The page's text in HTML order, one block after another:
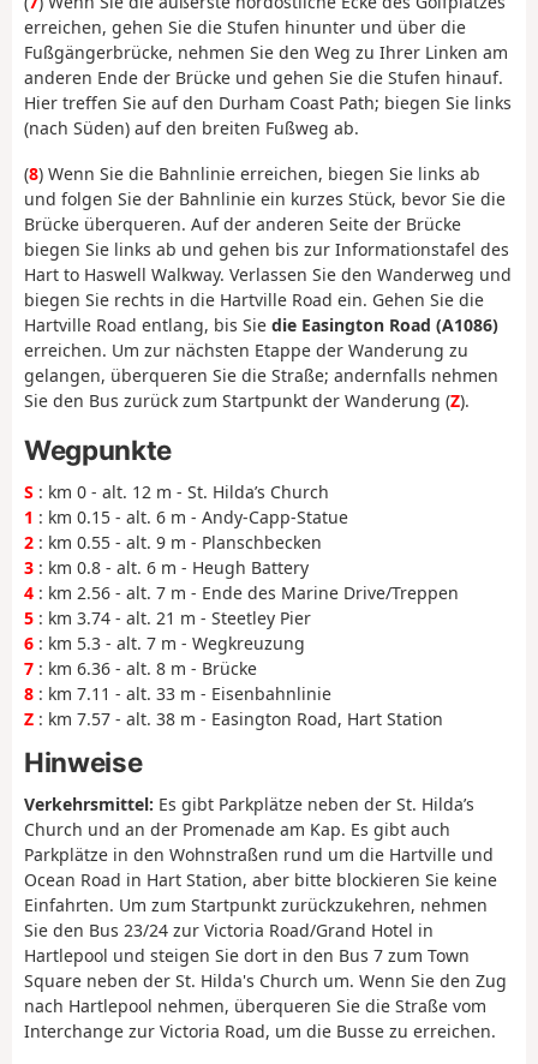
erreichen, gehen Sie die Stufen hinunter und über die
Fußgängerbrücke, nehmen Sie den Weg zu Ihrer Linken am
anderen Ende der Brücke und gehen Sie die Stufen hinauf.
Hier treffen Sie auf den Durham Coast Path; biegen Sie links
(nach Süden) auf den breiten Fußweg ab.
(8) Wenn Sie die Bahnlinie erreichen, biegen Sie links ab
und folgen Sie der Bahnlinie ein kurzes Stück, bevor Sie die
Brücke überqueren. Auf der anderen Seite der Brücke
biegen Sie links ab und gehen bis zur Informationstafel des
Hart to Haswell Walkway. Verlassen Sie den Wanderweg und
biegen Sie rechts in die Hartville Road ein. Gehen Sie die
Hartville Road entlang, bis Sie die Easington Road (A1086)
erreichen. Um zur nächsten Etappe der Wanderung zu
gelangen, überqueren Sie die Straße; andernfalls nehmen
Sie den Bus zurück zum Startpunkt der Wanderung (Z).
Wegpunkte
S : km 0 - alt. 12 m - St. Hilda’s Church
1 : km 0.15 - alt. 6 m - Andy-Capp-Statue
2 : km 0.55 - alt. 9 m - Planschbecken
3 : km 0.8 - alt. 6 m - Heugh Battery
4 : km 2.56 - alt. 7 m - Ende des Marine Drive/Treppen
5 : km 3.74 - alt. 21 m - Steetley Pier
6 : km 5.3 - alt. 7 m - Wegkreuzung
7 : km 6.36 - alt. 8 m - Brücke
8 : km 7.11 - alt. 33 m - Eisenbahnlinie
Z : km 7.57 - alt. 38 m - Easington Road, Hart Station
Hinweise
Verkehrsmittel: Es gibt Parkplätze neben der St. Hilda’s
Church und an der Promenade am Kap. Es gibt auch
Parkplätze in den Wohnstraßen rund um die Hartville und
Ocean Road in Hart Station, aber bitte blockieren Sie keine
Einfahrten. Um zum Startpunkt zurückzukehren, nehmen
Sie den Bus 23/24 zur Victoria Road/Grand Hotel in
Hartlepool und steigen Sie dort in den Bus 7 zum Town
Square neben der St. Hilda's Church um. Wenn Sie den Zug
nach Hartlepool nehmen, überqueren Sie die Straße vom
Interchange zur Victoria Road, um die Busse zu erreichen.